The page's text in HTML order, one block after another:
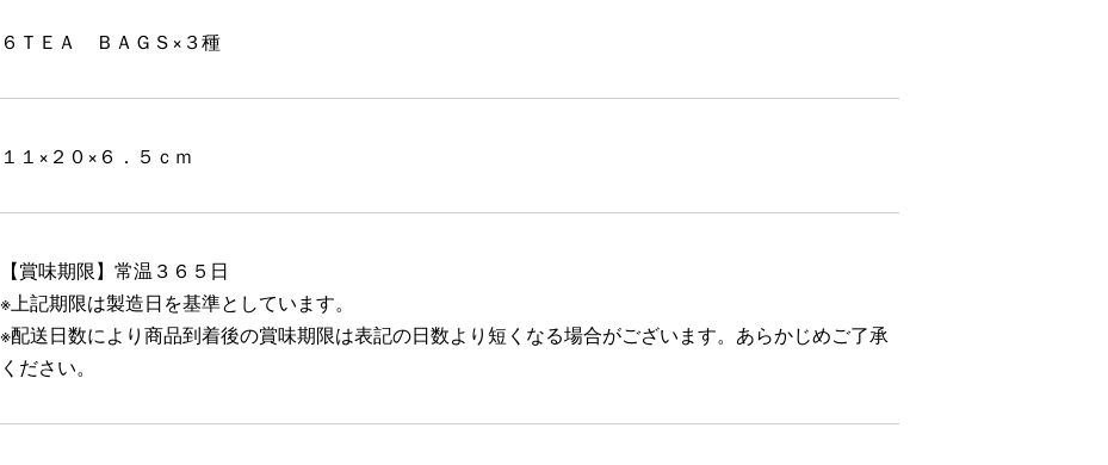
６ＴＥＡ ＢＡＧＳ×３種
１１×２０×６．５ｃｍ
【賞味期限】常温３６５日
※上記期限は製造日を基準としています。
※配送日数により商品到着後の賞味期限は表記の日数より短くなる場合がございます。あらかじめご了承
ください。